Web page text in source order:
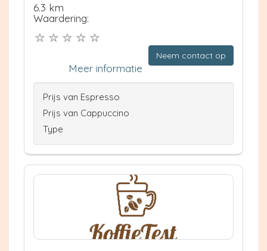
6.3 km
Waardering:
Neem contact op
Meer informatie
Prijs van Espresso
Prijs van Cappuccino
Type